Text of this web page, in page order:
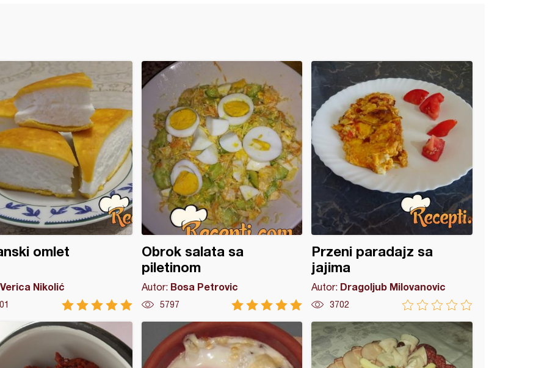
omlet
Verica Nikolić
Obrok salata sa
piletinom
Autor: Bosa Petrovic
5797
Przeni paradajz sa
jajima
Autor: Dragoljub Milovanovic
3702